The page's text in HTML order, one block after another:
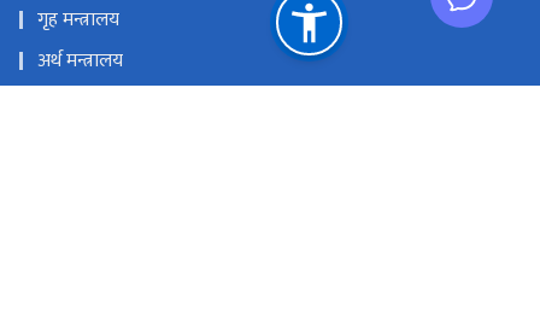
गृह मन्त्रालय
अर्थ मन्त्रालय